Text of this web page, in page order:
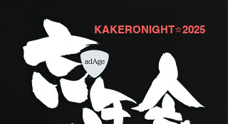
KAKERONIGHT⭐️2025